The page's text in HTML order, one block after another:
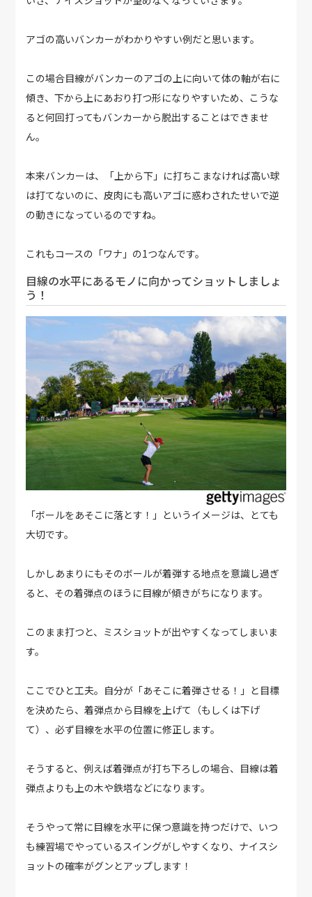
アゴの高いバンカーがわかりやすい例だと思います。
この場合目線がバンカーのアゴの上に向いて体の軸が右に
傾き、下から上にあおり打つ形になりやすいため、こうな
ると何回打ってもバンカーから脱出することはできませ
ん。
本来バンカーは、「上から下」に打ちこまなければ高い球
は打てないのに、皮肉にも高いアゴに惑わされたせいで逆
の動きになっているのですね。
これもコースの「ワナ」の1つなんです。
目線の水平にあるモノに向かってショットしましょ
う！
「ボールをあそこに落とす！」というイメージは、とても
大切です。
しかしあまりにもそのボールが着弾する地点を意識し過ぎ
ると、その着弾点のほうに目線が傾きがちになります。
このまま打つと、ミスショットが出やすくなってしまいま
す。
ここでひと工夫。自分が「あそこに着弾させる！」と目標
を決めたら、着弾点から目線を上げて（もしくは下げ
て）、必ず目線を水平の位置に修正します。
そうすると、例えば着弾点が打ち下ろしの場合、目線は着
弾点よりも上の木や鉄塔などになります。
そうやって常に目線を水平に保つ意識を持つだけで、いつ
も練習場でやっているスイングがしやすくなり、ナイスシ
ョットの確率がグンとアップします！